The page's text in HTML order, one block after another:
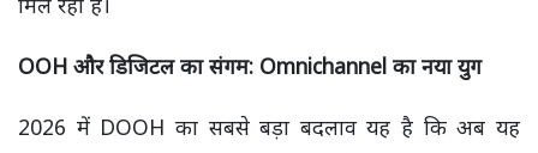
OOH और डिजिटल का संगम: Omnichannel का नया युग
2026 में DOOH का सबसे बड़ा बदलाव यह है कि अब यह